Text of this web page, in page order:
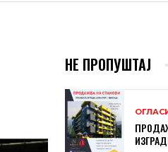
НЕ ПРОПУШТАЈ